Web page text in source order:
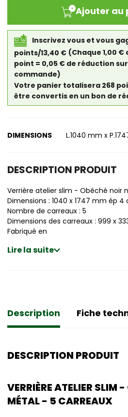
Ajouter au
Inscrivez vous et vous
points/13,40 € (Chaque 1,00 €
point = 0,05 € de réduction
commande)
Votre panier totalisera 268
être convertis en un bon de
DIMENSIONS L.1040 mm x
DESCRIPTION PRODUIT
Verrière atelier slim - Obéché noir
Dimensions : 1040 x 1747 mm ép 4
Nombre de carreaux : 5
Dimensions des carreaux : 999 x
Fabriqué en
Lire la suite
Description Fiche
DESCRIPTION PRODUIT
VERRIÈRE ATELIER SLIM
MÉTAL - 5 CARREAUX